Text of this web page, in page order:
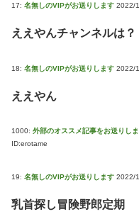
17: 名無しのVIPがお送りします 2022/
ええやんチャンネルは？
18: 名無しのVIPがお送りします 2022/
ええやん
1000: 外部のオススメ記事をお送りし
ID:erotame
19: 名無しのVIPがお送りします 2022/
乳首探し冒険野郎定期